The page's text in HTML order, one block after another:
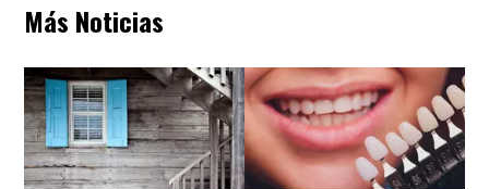
Más Noticias